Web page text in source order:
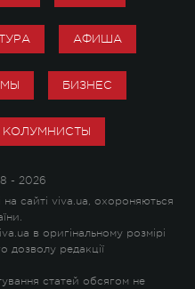
АФИША
БИЗНЕС
КОЛУМНИСТЫ
- 2026
на сайті viva.ua, охороняються
в оригінальному розмірі
дозволу редакції
статей обсягом не